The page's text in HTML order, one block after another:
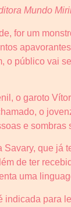
Mundo
for um
o público vai
o garoto
o
e
Savary, que já
de ter
uma
indicada para